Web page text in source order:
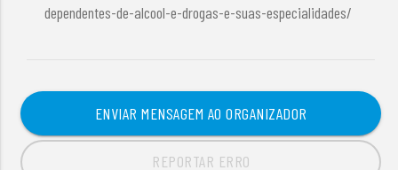
dependentes-de-alcool-e-drogas-e-suas-especialidades/
ENVIAR MENSAGEM AO ORGANIZADOR
REPORTAR ERRO